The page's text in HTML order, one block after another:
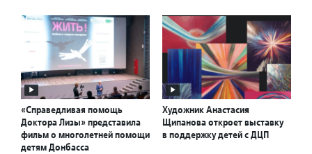
«Справедливая помощь
Доктора Лизы» представила
фильм о многолетней помощи
детям Донбасса
Художник Анастасия
Щипанова откроет выставку
в поддержку детей с ДЦП